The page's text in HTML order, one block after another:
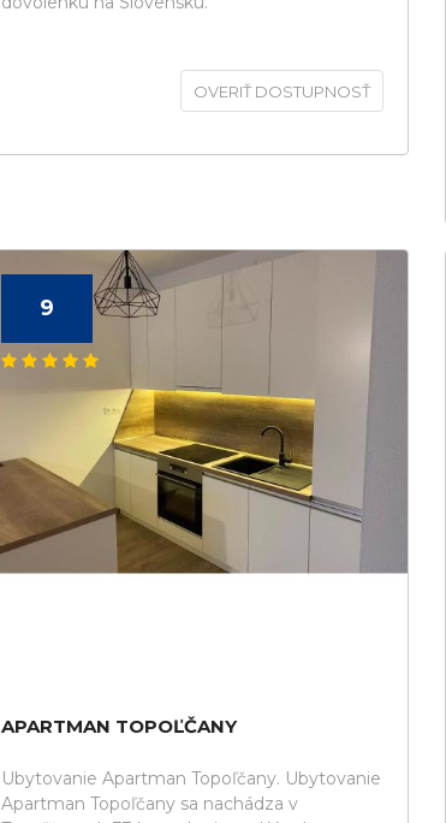
OVERIŤ DOSTUPNOSŤ
9
APARTMAN TOPOĽČANY
Ubytovanie Apartman Topoľčany. Ubytovanie
Apartman Topoľčany sa nachádza v